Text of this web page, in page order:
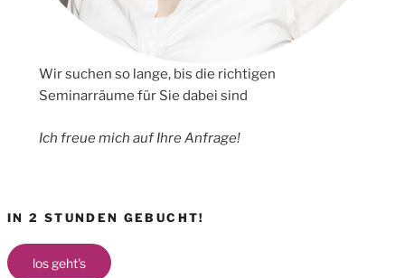
Wir suchen so lange, bis die richtigen
Seminarräume für Sie dabei sind
Ich freue mich auf Ihre Anfrage!
IN 2 STUNDEN GEBUCHT!
los geht's